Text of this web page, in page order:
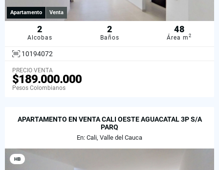
Apartamento Venta
2
Alcobas
2
Baños
48
Área m2
10194072
PRECIO VENTA
$189.000.000
Pesos Colombianos
APARTAMENTO EN VENTA CALI OESTE AGUACATAL 3P S/A
PARQ
En: Cali, Valle del Cauca
HB